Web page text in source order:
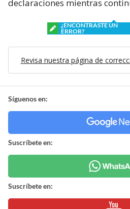
declaraciones mientras
¿ENCONTRASTE UN
ERROR?
Revisa nuestra página de
Síguenos en:
Suscríbete en:
Suscríbete en: